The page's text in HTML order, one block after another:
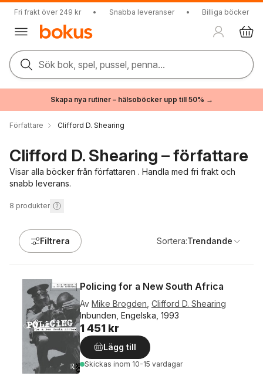
Fri frakt över 249 kr • Snabba leveranser • Billiga böcker
Sök bok, spel, pussel, penna...
Skapa nya rutiner – hälsoböcker upp till 50% →
Författare Clifford D. Shearing
Clifford D. Shearing – författare
Visar alla böcker från författaren . Handla med fri frakt och
snabb leverans.
8 produkter
Filtrera Sortera:Trendande
Policing for a New South Africa
Av Mike Brogden Clifford D. Shearing
Inbunden, Engelska, 1993
1 451 kr
Lägg till
Skickas inom 10-15 vardagar